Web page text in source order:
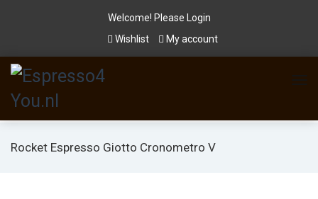
Welcome! Please
Login
Wishlist
My account
Rocket Espresso Giotto Cronometro V